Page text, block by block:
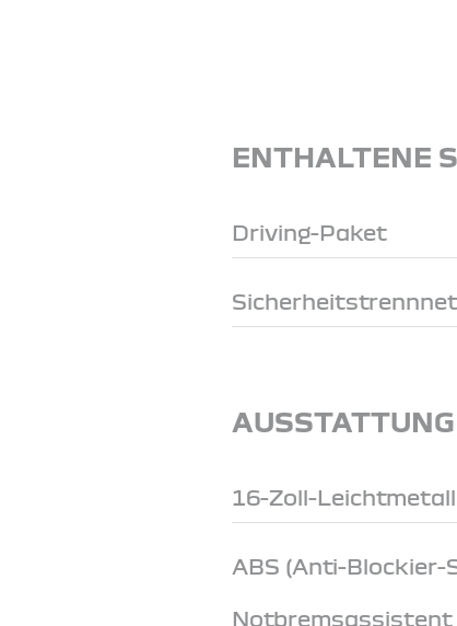
ENTHALTENE
Driving-Paket
AUSSTATTUNG
16-Zoll-
ABS (Anti-Blockier-
Notbremsassistent